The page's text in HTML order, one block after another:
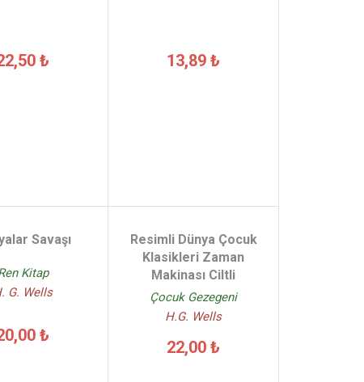
₺ 13,89 ₺
Savaşı
Kitap
G. Wells
₺
Resimli Dünya Çocuk
Klasikleri Zaman
Makinası Ciltli
Çocuk Gezegeni
H.G. Wells
22,00 ₺